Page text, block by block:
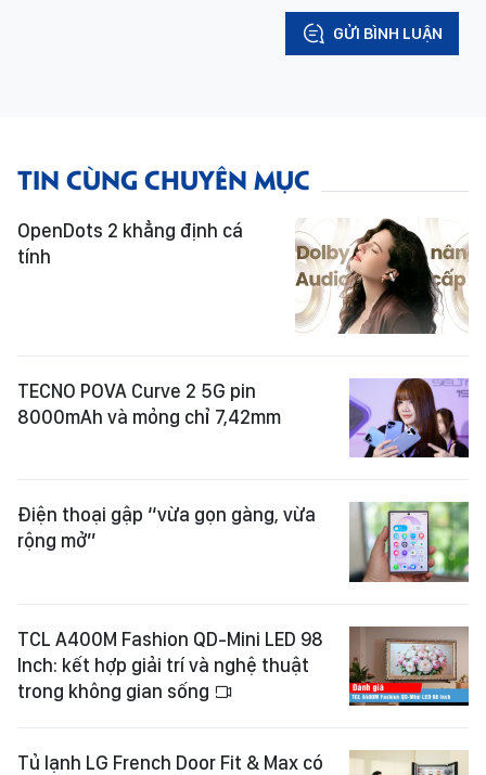
GỬI BÌNH LUẬN
TIN CÙNG CHUYÊN MỤC
OpenDots 2 khẳng định cá
tính
TECNO POVA Curve 2 5G pin
8000mAh và mỏng chỉ 7,42mm
Điện thoại gập “vừa gọn gàng, vừa
rộng mở”
TCL A400M Fashion QD-Mini LED 98
Inch: kết hợp giải trí và nghệ thuật
trong không gian sống
Tủ lạnh LG French Door Fit & Max có